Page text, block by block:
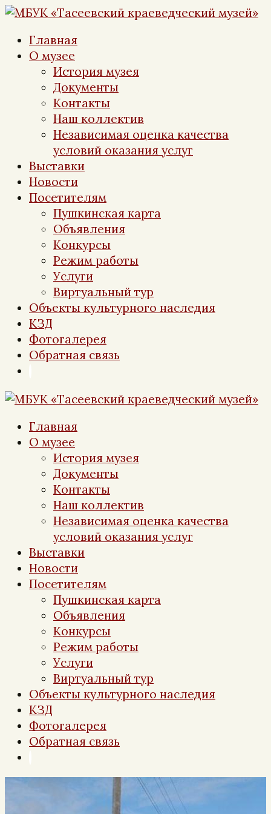
Перейти
контенту
Главная
О музее
История музея
Документы
Контакты
Наш коллектив
Независимая оценка качества
условий оказания услуг
Выставки
Новости
Посетителям
Пушкинская карта
Объявления
Конкурсы
Режим работы
Услуги
Виртуальный тур
Объекты культурного наследия
КЗД
Фотогалерея
Обратная связь
Главная
О музее
История музея
Документы
Контакты
Наш коллектив
Независимая оценка качества
условий оказания услуг
Выставки
Новости
Посетителям
Пушкинская карта
Объявления
Конкурсы
Режим работы
Услуги
Виртуальный тур
Объекты культурного наследия
КЗД
Фотогалерея
Обратная связь